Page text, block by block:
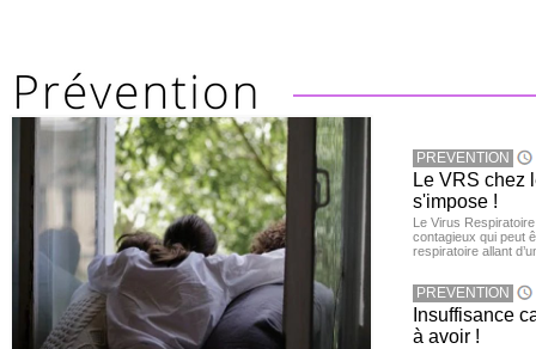
PREVENTION
Le VRS chez
s'impose !
Le Virus
contagieux qui peut
respiratoire allant
PREVENTION
Insuffisance
à avoir !